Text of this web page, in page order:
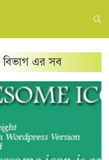
বিভাগ এর সব